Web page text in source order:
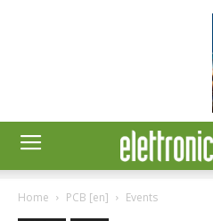
Home PCB [en] Events